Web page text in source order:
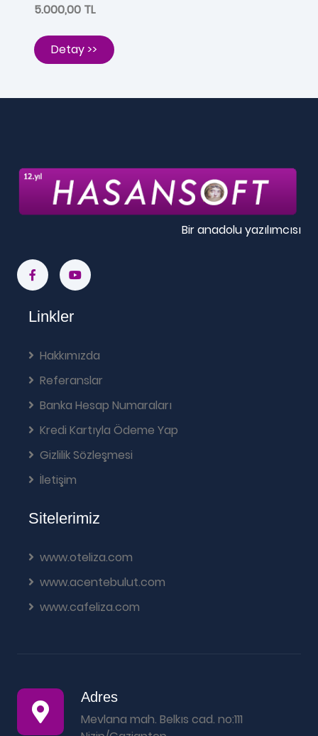
5.000,00 TL
Detay >>
Bir anadolu yazılımcısı
Linkler
Hakkımızda
Referanslar
Banka Hesap Numaraları
Kredi Kartıyla Ödeme Yap
Gizlilik Sözleşmesi
İletişim
Sitelerimiz
www.oteliza.com
www.acentebulut.com
www.cafeliza.com
Adres
Mevlana mah. Belkıs cad. no:111